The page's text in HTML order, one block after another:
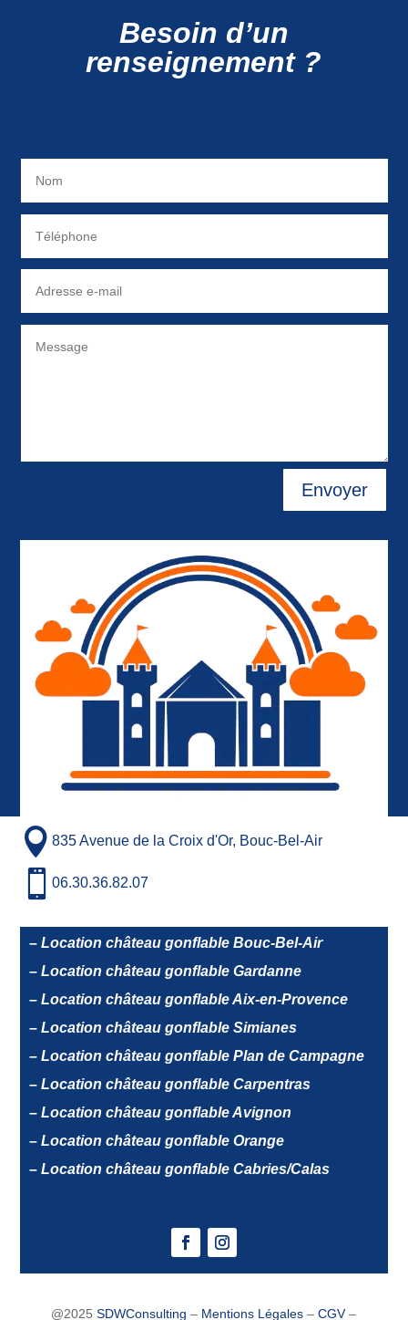
Besoin d’un
renseignement ?
Envoyer
835 Avenue de la Croix d'Or, Bouc-Bel-Air
06.30.36.82.07
– Location château gonflable Bouc-Bel-Air
– Location château gonflable Gardanne
– Location château gonflable Aix-en-Provence
– Location château gonflable Simianes
– Location château gonflable Plan de Campagne
– Location château gonflable Carpentras
– Location château gonflable Avignon
– Location château gonflable Orange
– Location château gonflable Cabries/Calas
@2025SDWConsulting – Mentions Légales –CGV–